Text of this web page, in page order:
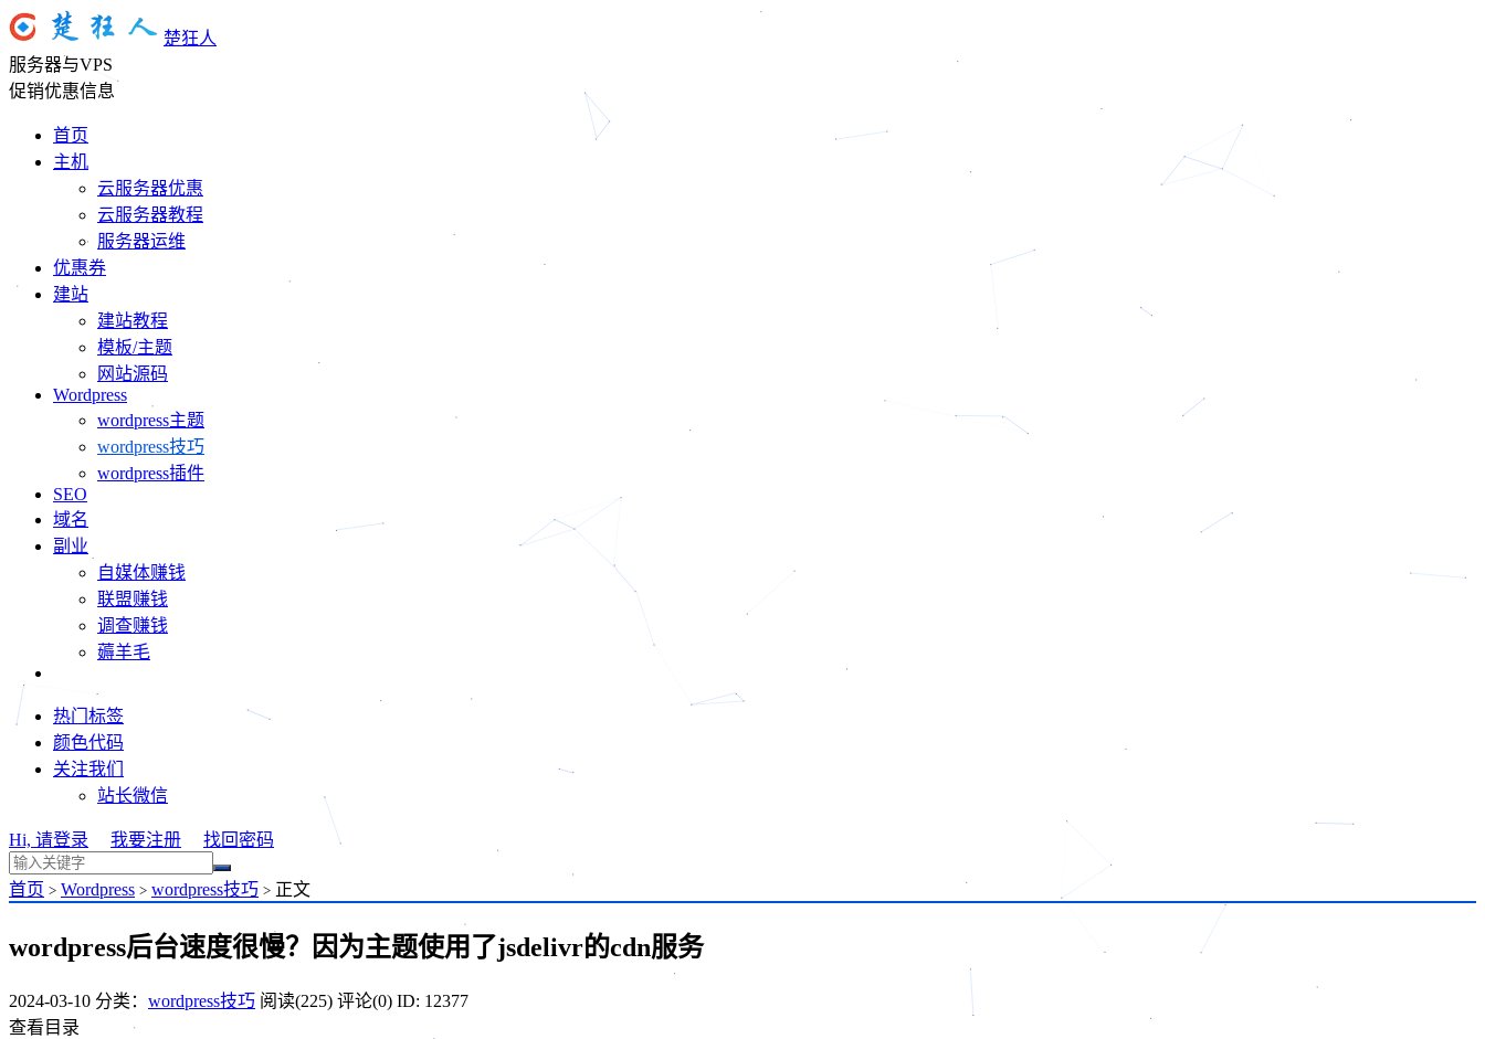
楚狂人
服务器与VPS
促销优惠信息
首页
主机
云服务器优惠
云服务器教程
服务器运维
优惠券
建站
建站教程
模板/主题
网站源码
Wordpress
wordpress主题
wordpress技巧
wordpress插件
SEO
域名
副业
自媒体赚钱
联盟赚钱
调查赚钱
薅羊毛
热门标签
颜色代码
关注我们
站长微信
Hi, 请登录 我要注册 找回密码
首页 > Wordpress > wordpress技巧 > 正文
wordpress后台速度很慢？因为主题使用了jsdelivr的cdn服务
2024-03-10 分类： wordpress技巧 阅读(225) 评论(0) ID: 12377
查看目录